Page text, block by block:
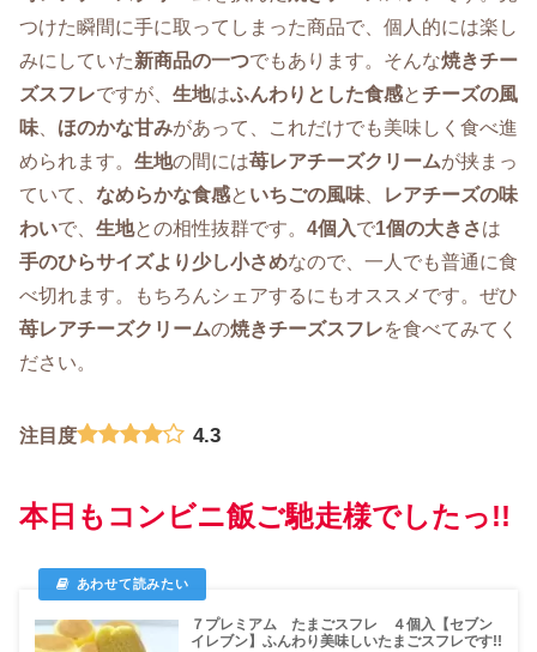
つけた瞬間に手に取ってしまった商品で、個人的には楽し
みにしていた新商品の一つでもあります。そんな焼きチー
ズスフレですが、 生地はふんわりとした食感とチーズの風
味、 ほのかな甘みがあって、これだけでも美味しく食べ進
められます。 生地の間には苺レアチーズクリームが挟まっ
ていて、 なめらかな食感と いちごの風味、
レアチーズの味
わいで、 生地との相性抜群です。 4個入で1個の大きさは
手のひらサイズより少し小さめなので、一人でも普通に食
べ切れます。もちろんシェアするにもオススメです。ぜひ
苺レアチーズクリームの焼きチーズスフレを食べてみてく
ださい。
注目度 4.3
本日もコンビニ飯ご馳走様でしたっ!!
７プレミアム たまごスフレ ４個入【セブン
イレブン】ふんわり美味しいたまごスフレです!!